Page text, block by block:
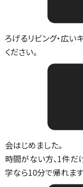
ろげるリビング・広い
ください。
会はじめました。
時間がない方、1件だ
学なら10分で帰れます